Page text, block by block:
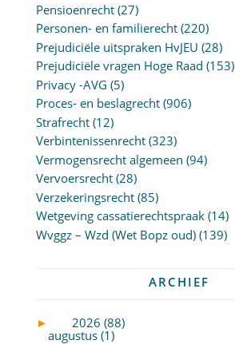
Pensioenrecht(27)
Personen- en familierecht(220)
Prejudiciële uitspraken HvJEU (28)
Prejudiciële vragen Hoge Raad (153)
Privacy -AVG (5)
Proces- en beslagrecht(906)
Strafrecht(12)
Verbintenissenrecht(323)
Vermogensrecht algemeen (94)
Vervoersrecht(28)
Verzekeringsrecht(85)
Wetgeving cassatierechtspraak(14)
Wvggz – Wzd (Wet Bopz oud)(139)
ARCHIEF
►
2026 (88)
augustus (1)